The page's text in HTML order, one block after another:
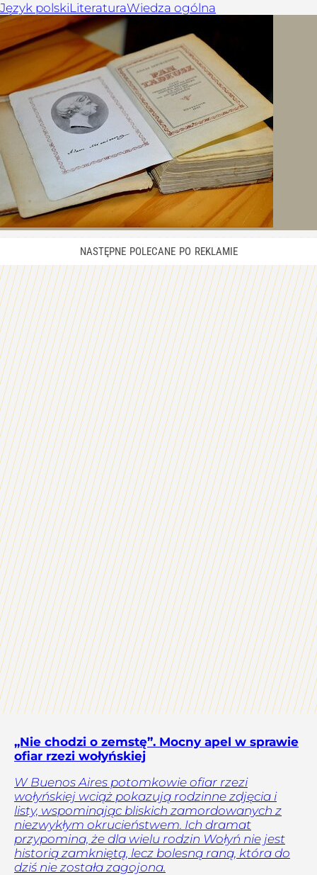
Język polskiLiteraturaWiedza ogólna
„Nie chodzi o zemstę”. Mocny apel w sprawie
ofiar rzezi wołyńskiej
W Buenos Aires potomkowie ofiar rzezi
wołyńskiej wciąż pokazują rodzinne zdjęcia i
listy, wspominając bliskich zamordowanych z
niezwykłym okrucieństwem. Ich dramat
przypomina, że dla wielu rodzin Wołyń nie jest
historią zamkniętą, lecz bolesną raną, która do
dziś nie została zagojona.